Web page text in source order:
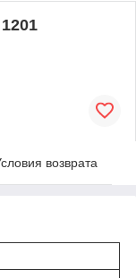
возврата